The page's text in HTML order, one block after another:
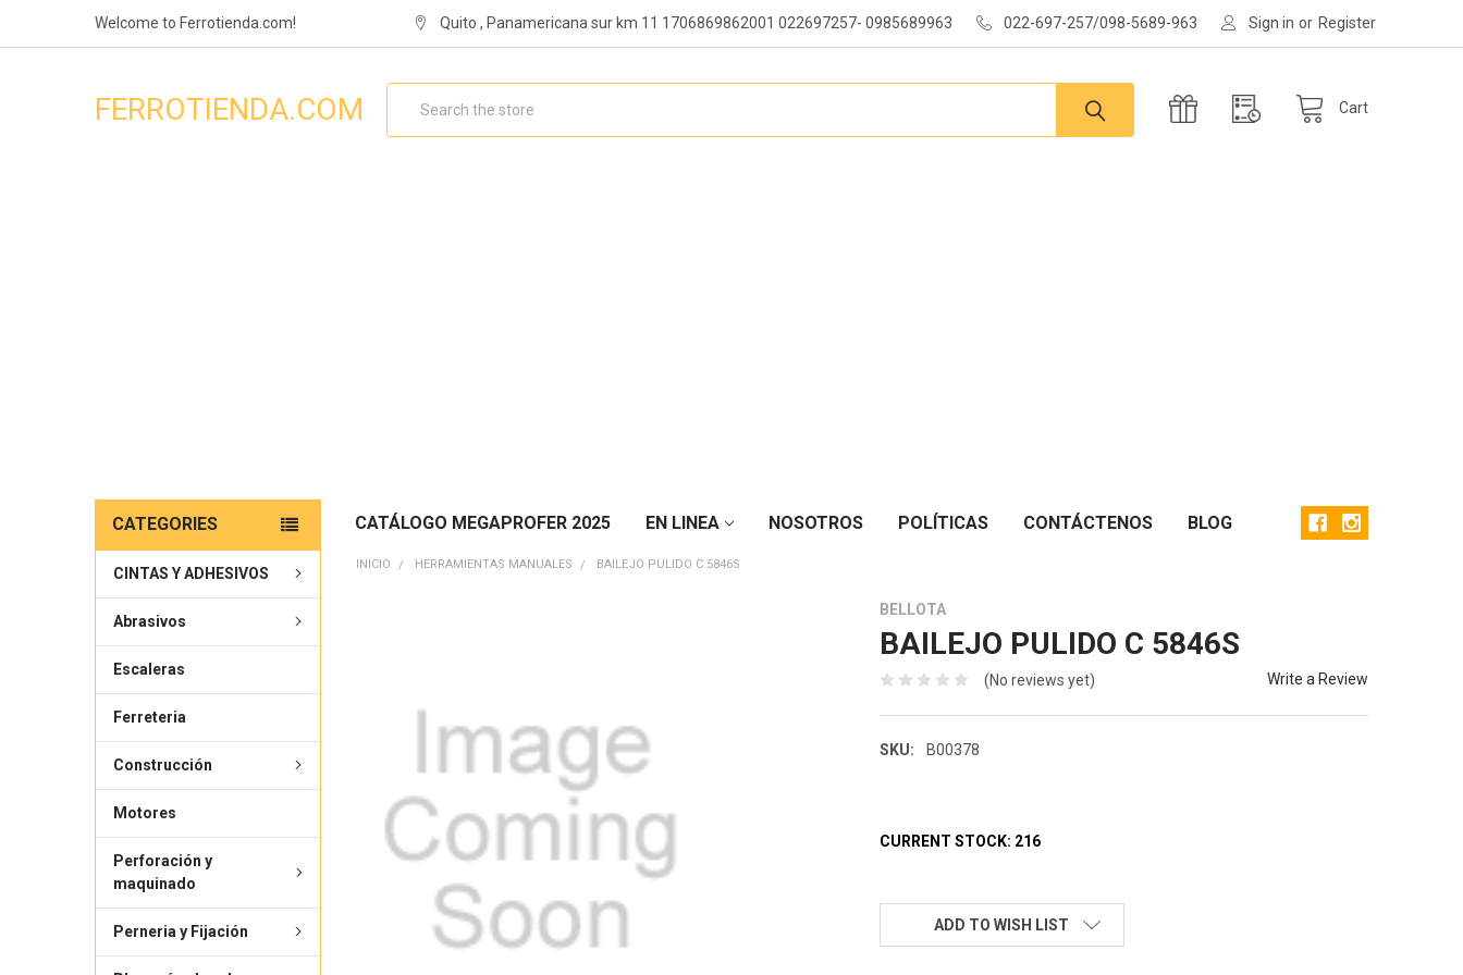
Welcome to Ferrotienda.com! Quito , Panamericana sur km 11 1706869862001 022697257- 0985689963 022-697-257/098-5689-963 Sign in or Register
Cart
FERROTIENDA.COM
CATÁLOGO MEGAPROFER 2025 EN LINEA NOSOTROS POLÍTICAS CONTÁCTENOS BLOG
CATEGORIES
CINTAS Y ADHESIVOS
Abrasivos
Escaleras
Ferreteria
Construcción
Motores
Perforación y
maquinado
Perneria y Fijación
INICIO HERRAMIENTAS MANUALES BAILEJO PULIDO C 5846S
BELLOTA
BAILEJO PULIDO C 5846S
(No reviews yet) Write a Review
SKU: B00378
CURRENT STOCK: 216
ADD TO WISH LIST